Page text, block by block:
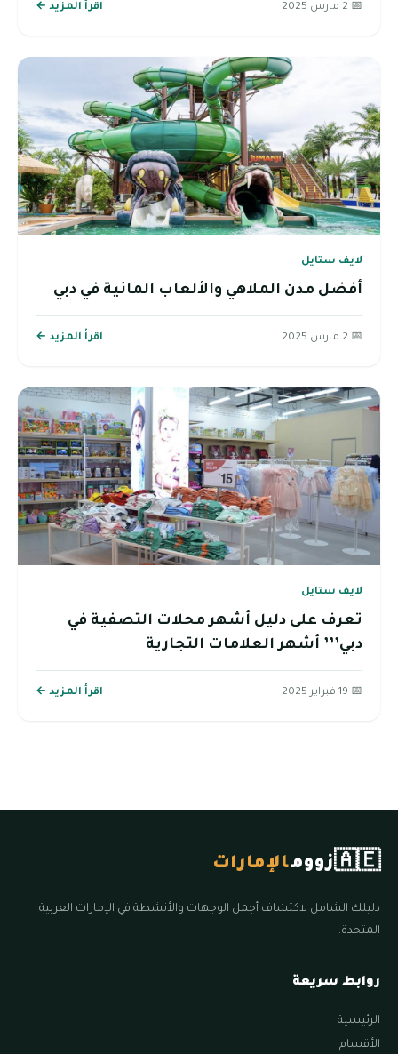
📅 2 مارس 2025 اقرأ المزيد ←
لايف ستايل
أفضل مدن الملاهي والألعاب المائية في دبي
📅 2 مارس 2025 اقرأ المزيد ←
لايف ستايل
تعرف على دليل أشهر محلات التصفية في
دبي’’’ أشهر العلامات التجارية
📅 19 فبراير 2025 اقرأ المزيد ←
🇦🇪زوومالإمارات
دليلك الشامل لاكتشاف أجمل الوجهات والأنشطة في الإمارات العربية
المتحدة.
روابط سريعة
الرئيسية
الأقسام